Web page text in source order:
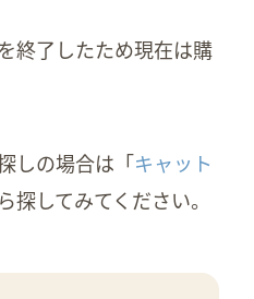
終了したため現在は購
しの場合は「キャット
探してみてください。